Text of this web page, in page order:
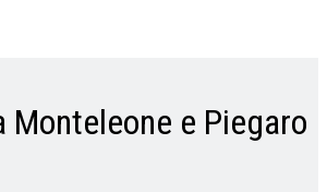
Monteleone e Piegaro